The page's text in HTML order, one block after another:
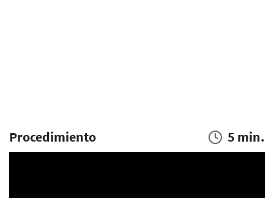
Procedimiento 5 min.